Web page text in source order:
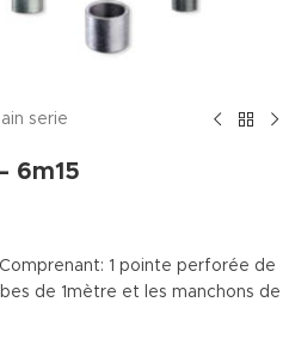
serie
6m15
1 pointe perforée de
de 1mètre et les manchons de